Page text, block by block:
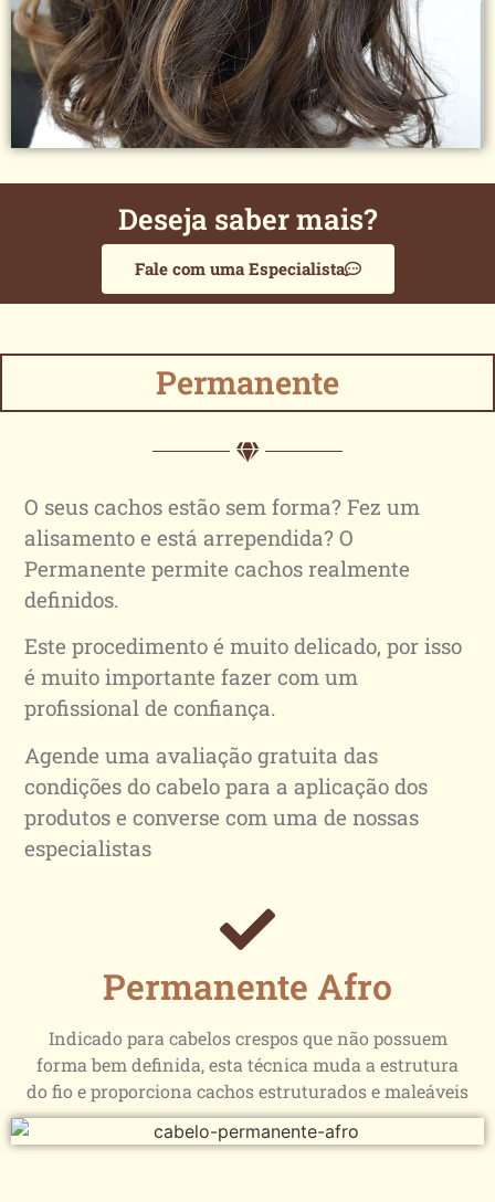
Deseja saber mais?
Fale com uma Especialista
Permanente
O seus cachos estão sem forma? Fez um
alisamento e está arrependida? O
Permanente permite cachos realmente
definidos.
Este procedimento é muito delicado, por isso
é muito importante fazer com um
profissional de confiança.
Agende uma avaliação gratuita das
condições do cabelo para a aplicação dos
produtos e converse com uma de nossas
especialistas
Permanente Afro
Indicado para cabelos crespos que não possuem
forma bem definida, esta técnica muda a estrutura
do fio e proporciona cachos estruturados e maleáveis